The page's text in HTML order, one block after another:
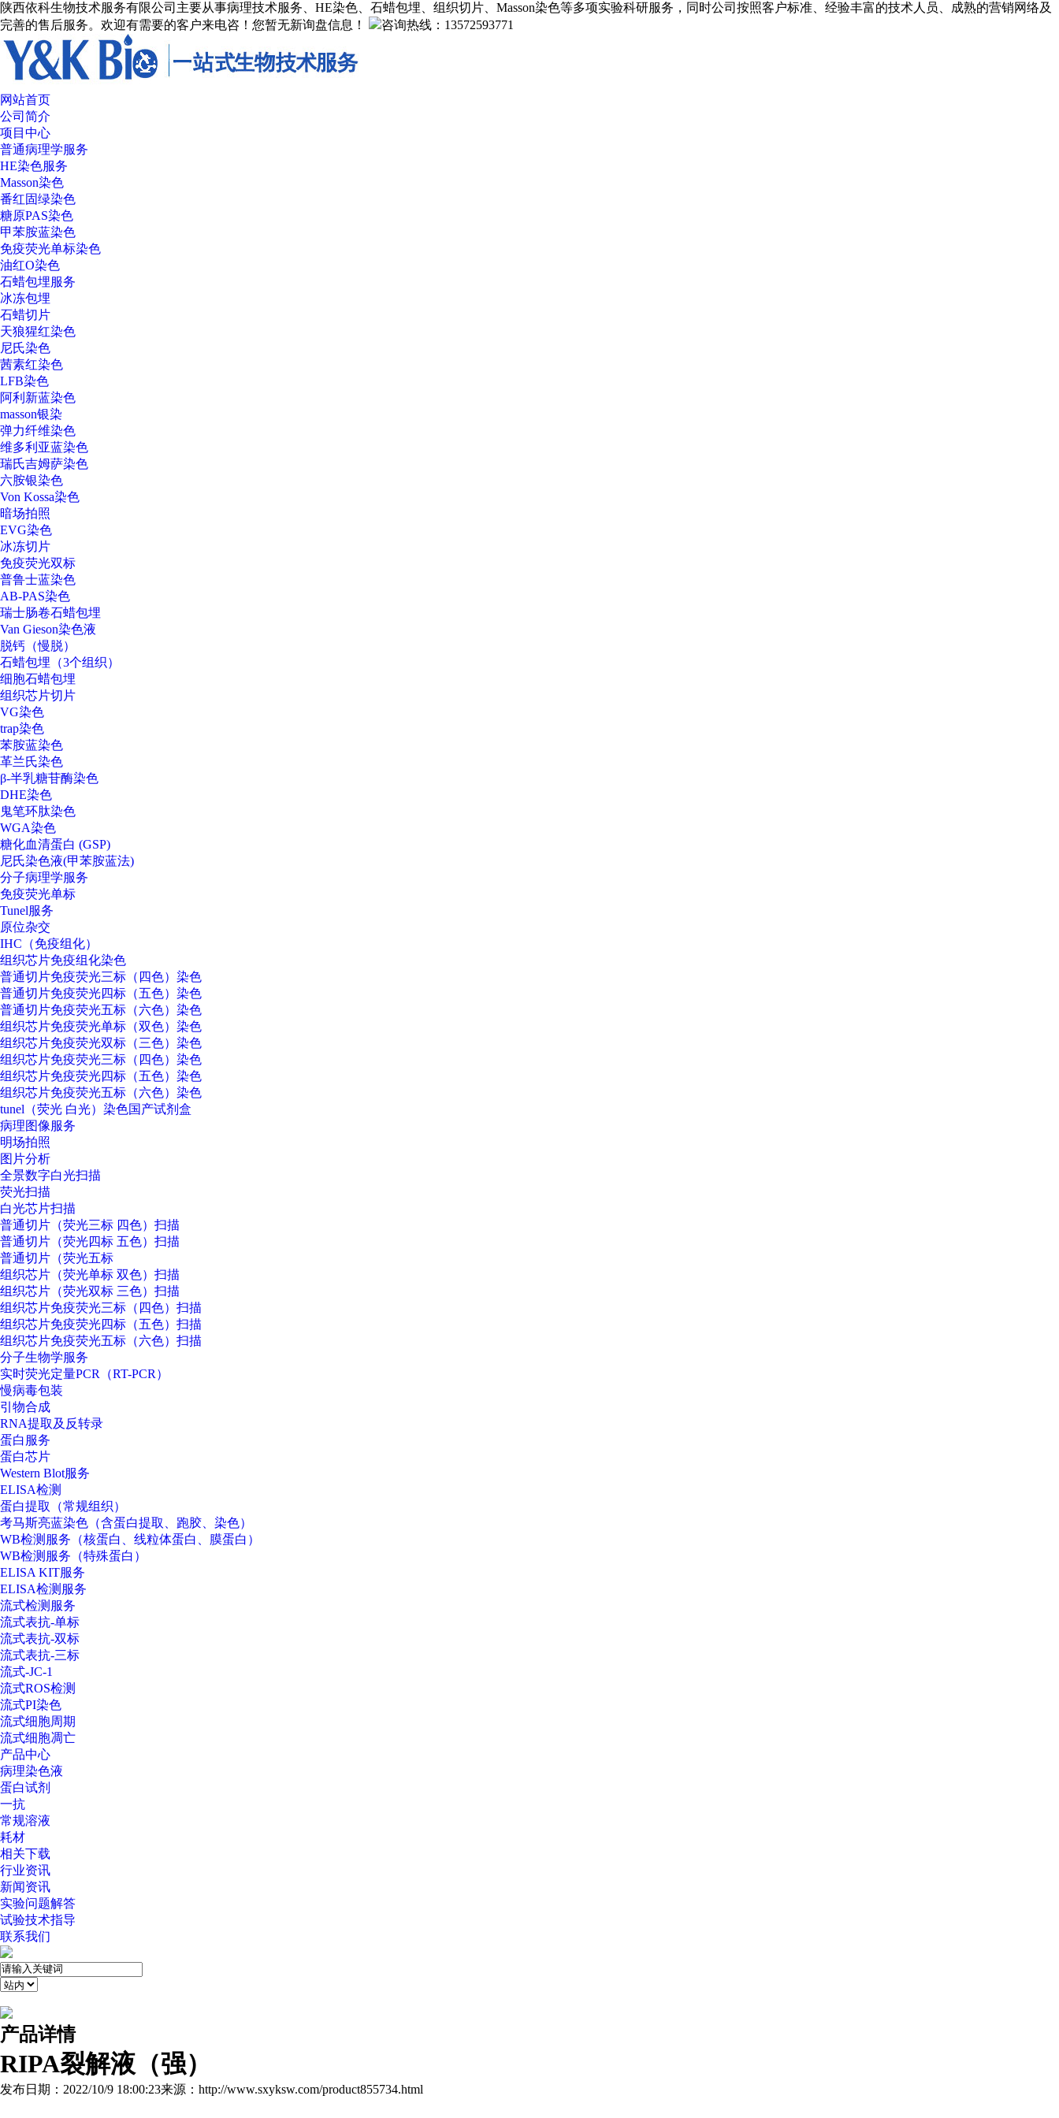
陕西依科生物技术服务有限公司主要从事病理技术服务、HE染色、石蜡包埋、组织切片、Masson染色等多项实验科研服务，同时公司按照客户标准、经验丰富的技术人员、成熟的营销网络及
完善的售后服务。欢迎有需要的客户来电咨！ 您暂无新询盘信息！ 咨询热线：13572593771
网站首页
公司简介
项目中心
普通病理学服务
HE染色服务
Masson染色
番红固绿染色
糖原PAS染色
甲苯胺蓝染色
免疫荧光单标染色
油红O染色
石蜡包埋服务
冰冻包埋
石蜡切片
天狼猩红染色
尼氏染色
茜素红染色
LFB染色
阿利新蓝染色
masson银染
弹力纤维染色
维多利亚蓝染色
瑞氏吉姆萨染色
六胺银染色
Von Kossa染色
暗场拍照
EVG染色
冰冻切片
免疫荧光双标
普鲁士蓝染色
AB-PAS染色
瑞士肠卷石蜡包埋
Van Gieson染色液
脱钙（慢脱）
石蜡包埋（3个组织）
细胞石蜡包埋
组织芯片切片
VG染色
trap染色
苯胺蓝染色
革兰氏染色
β-半乳糖苷酶染色
DHE染色
鬼笔环肽染色
WGA染色
糖化血清蛋白 (GSP)
尼氏染色液(甲苯胺蓝法)
分子病理学服务
免疫荧光单标
Tunel服务
原位杂交
IHC（免疫组化）
组织芯片免疫组化染色
普通切片免疫荧光三标（四色）染色
普通切片免疫荧光四标（五色）染色
普通切片免疫荧光五标（六色）染色
组织芯片免疫荧光单标（双色）染色
组织芯片免疫荧光双标（三色）染色
组织芯片免疫荧光三标（四色）染色
组织芯片免疫荧光四标（五色）染色
组织芯片免疫荧光五标（六色）染色
tunel（荧光 白光）染色国产试剂盒
病理图像服务
明场拍照
图片分析
全景数字白光扫描
荧光扫描
白光芯片扫描
普通切片（荧光三标 四色）扫描
普通切片（荧光四标 五色）扫描
普通切片（荧光五标
组织芯片（荧光单标 双色）扫描
组织芯片（荧光双标 三色）扫描
组织芯片免疫荧光三标（四色）扫描
组织芯片免疫荧光四标（五色）扫描
组织芯片免疫荧光五标（六色）扫描
分子生物学服务
实时荧光定量PCR（RT-PCR）
慢病毒包装
引物合成
RNA提取及反转录
蛋白服务
蛋白芯片
Western Blot服务
ELISA检测
蛋白提取（常规组织）
考马斯亮蓝染色（含蛋白提取、跑胶、染色）
WB检测服务（核蛋白、线粒体蛋白、膜蛋白）
WB检测服务（特殊蛋白）
ELISA KIT服务
ELISA检测服务
流式检测服务
流式表抗-单标
流式表抗-双标
流式表抗-三标
流式-JC-1
流式ROS检测
流式PI染色
流式细胞周期
流式细胞凋亡
产品中心
病理染色液
蛋白试剂
一抗
常规溶液
耗材
相关下载
行业资讯
新闻资讯
实验问题解答
试验技术指导
联系我们
产品详情
RIPA裂解液（强）
发布日期：2022/10/9 18:00:23来源：http://www.sxyksw.com/product855734.html